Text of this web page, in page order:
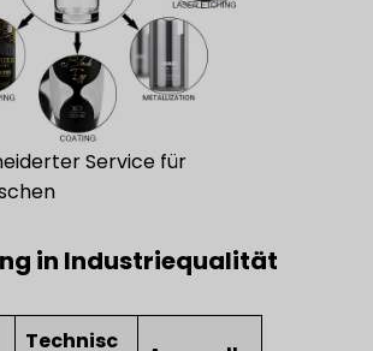
Service für
in Industriequalität
Technisc